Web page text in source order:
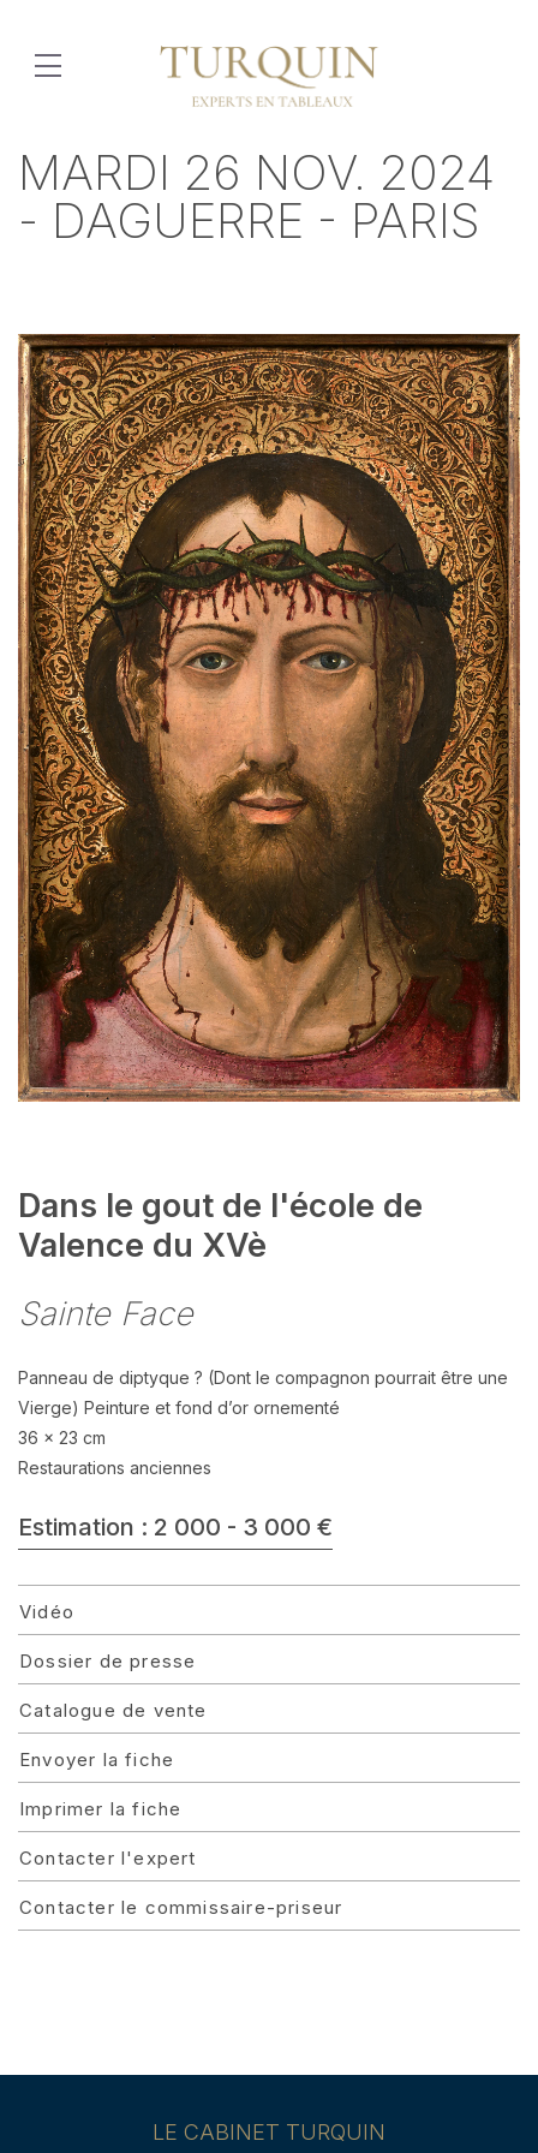
MARDI 26 NOV. 2024
- DAGUERRE - PARIS
Dans le gout de l'école de
Valence du XVè
Sainte Face
Panneau de diptyque ? (Dont le compagnon pourrait être une
Vierge) Peinture et fond d’or ornementé
36 x 23 cm
Restaurations anciennes
Estimation : 2 000 - 3 000 €
Vidéo
Dossier de presse
Catalogue de vente
Envoyer la fiche
Imprimer la fiche
Contacter l'expert
Contacter le commissaire-priseur
LE CABINET TURQUIN